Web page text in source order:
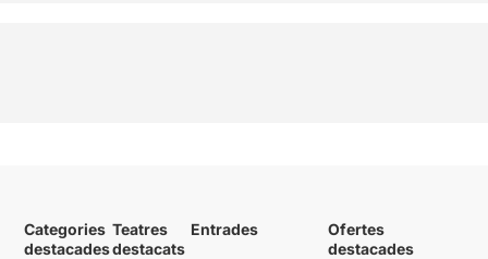
Categories
destacades
Teatres
destacats
Entrades
Ofertes
destacades